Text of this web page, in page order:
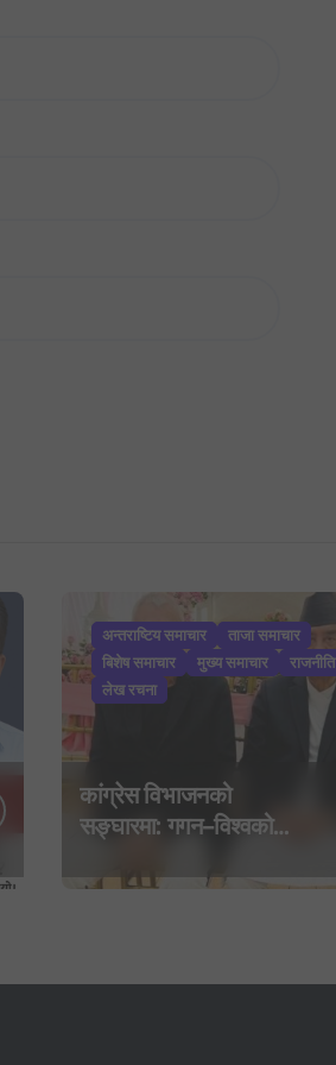
अन्तराष्टिय समाचार
ताजा समाचार
बिशेष समाचार
मुख्य समाचार
राजनीति
लेख रचना
कांग्रेस विभाजनको
सङ्घारमा: गगन–विश्वको
‘शशांक कार्ड’, साउन २९ मा